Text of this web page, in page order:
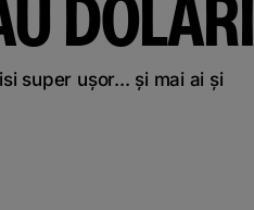
DOLARI
super ușor... și mai ai și